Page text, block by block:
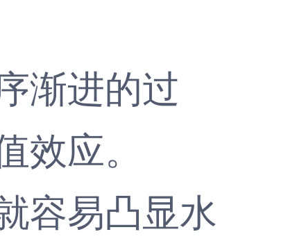
渐进的过
应。
容易凸显水